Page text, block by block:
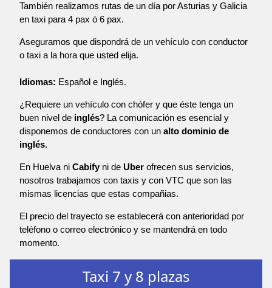
También realizamos rutas de un día por Asturias y Galicia
en taxi para 4 pax ó 6 pax.
Aseguramos que dispondrá de un vehículo con conductor
o taxi a la hora que usted elija.
Idiomas: Español e Inglés.
¿Requiere un vehículo con chófer y que éste tenga un
buen nivel de inglés? La comunicación es esencial y
disponemos de conductores con un alto dominio de
inglés.
En Huelva ni Cabify ni de Uber ofrecen sus servicios,
nosotros trabajamos con taxis y con VTC que son las
mismas licencias que estas compañias.
El precio del trayecto se establecerá con anterioridad por
teléfono o correo electrónico y se mantendrá en todo
momento.
Taxi 7 y 8 plazas